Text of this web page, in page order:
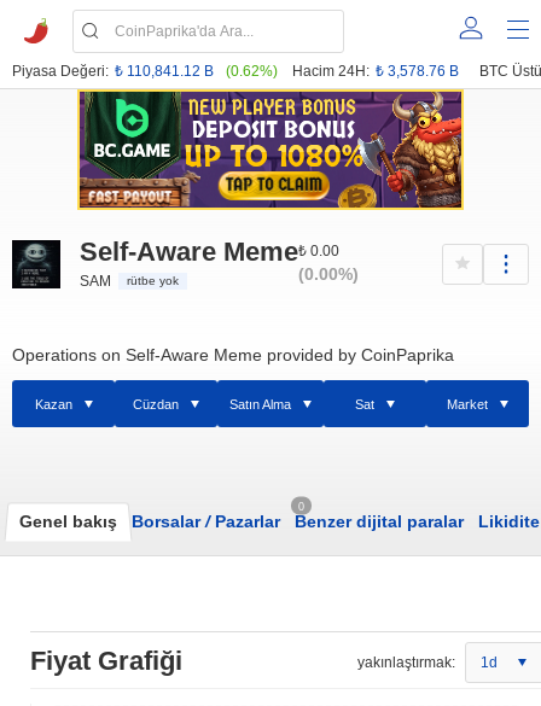
Piyasa Değeri: ₺ 110,841.12 B (0.62%) Hacim 24H: ₺ 3,578.76 B BTC
Self-Aware Meme
SAM rütbe yok
₺ 0.00
(0.00%)
Operations on Self-Aware Meme provided by CoinPaprika
Kazan Cüzdan Satın Alma Sat Market
Genel bakış Borsalar/Pazarlar
0
Benzer dijital paralar Likidite
Fiyat Grafiği yakınlaştırmak: 1d